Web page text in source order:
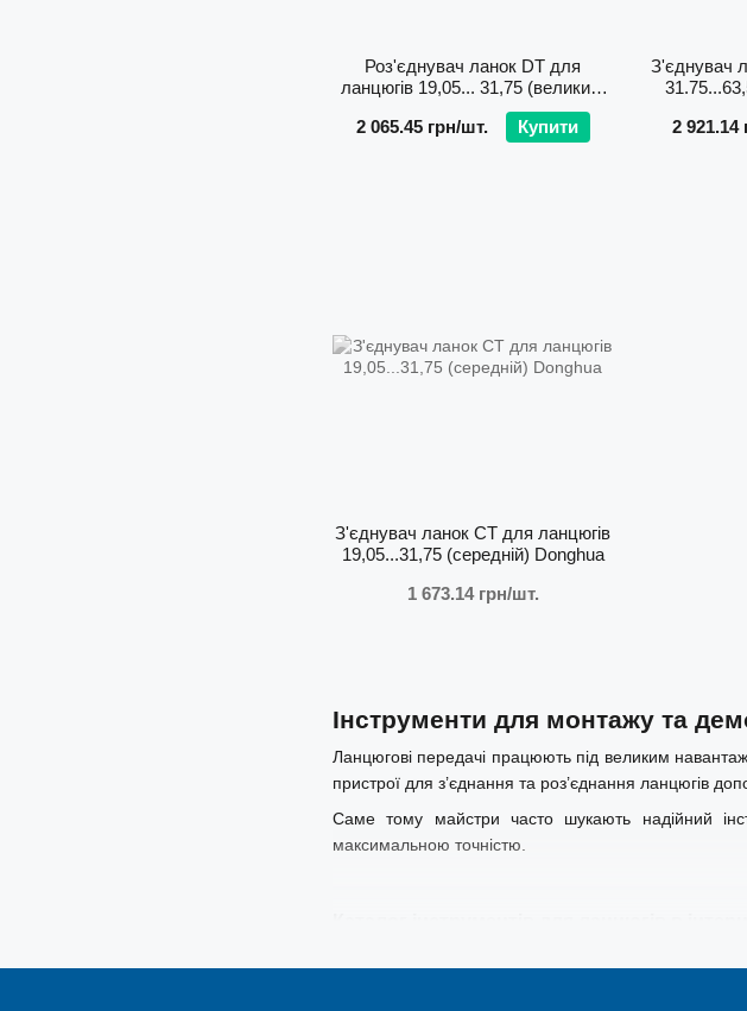
Інструменти для монтажу та
Ланцюгові передачі працюють під великим
пристрої для з’єднання та роз’єднання ланцюгів
Саме тому майстри часто шукають надійний
максимальною точністю.
Роз'єднувач ланок DТ для
ланцюгів 19,05... 31,75 (великий)
Donghua
2 065.45 грн/шт.
Купити
З'єднувач
2 921.14
З'єднувач ланок СТ для ланцюгів
19,05...31,75 (середнiй) Donghua
1 673.14 грн/шт.